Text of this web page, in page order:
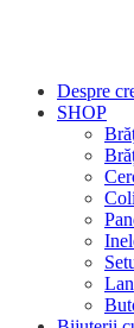
Despre
SHOP